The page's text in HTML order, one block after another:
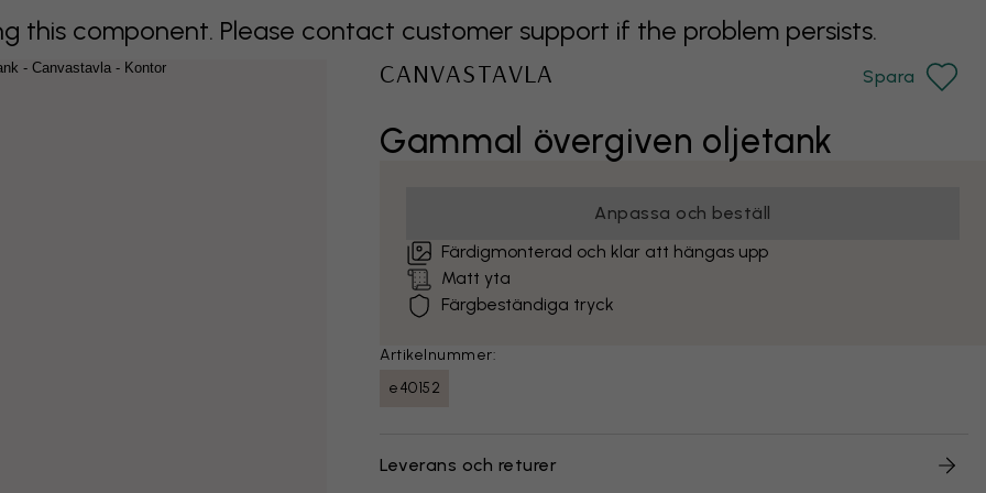
this component. Please contact customer support if the problem persists.
Gammal övergiven oljetank
CANVASTAVLA Spara
Anpassa och beställ
Färdigmonterad och klar att hängas upp
Matt yta
Färgbeständiga tryck
Artikelnummer:
e40152
Leverans och returer